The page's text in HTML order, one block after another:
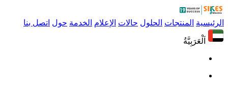
الرئيسية المنتجات الحلول حالات الإعلام الخدمة حول اتصل بنا
اَلْعَرَبِيَّةُ